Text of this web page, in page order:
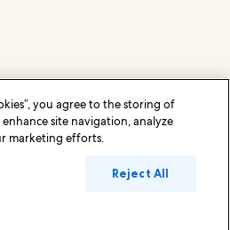
日の 24 時間以上前までにキャンセルするこ
ウェブサイトでご覧ください。
Group company. All rights reserved.
ロゴは、Hotels.com, L.P. の商標または登
you agree to the storing of
site navigation, analyze
marketing efforts.
Reject All